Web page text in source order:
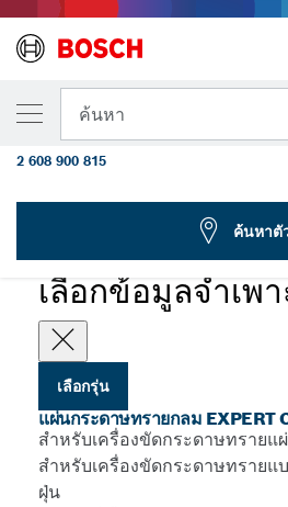
ค้นหา
กระดาษทรายแบบ 6 รู สำหรับเครื่อ
เลือกข้อมูลจำเพ
เลือกรุ่น
แผ่นกระดาษทรายกลม EXPERT
สำหรับเครื่องขัดกระดาษทราย
สำหรับเครื่องขัดกระดาษทรายแ
ฝุ่น
รุ่นที่คุณเลือก
กระดาษทราย EXPERT
กระดาษทรายแบบสั่นสุ่ม
2 608 900 815
ค้นหาตั